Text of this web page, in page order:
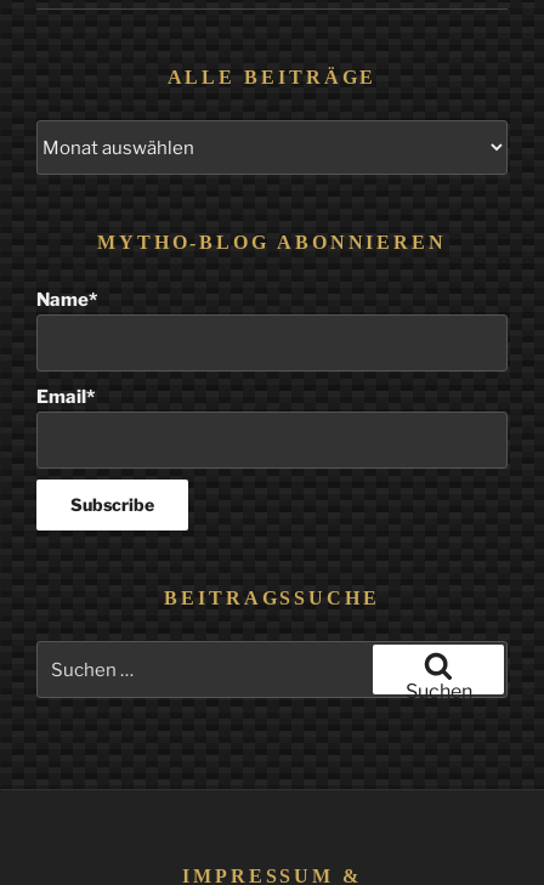
ALLE BEITRÄGE
MYTHO-BLOG ABONNIEREN
Name*
Email*
BEITRAGSSUCHE
Suchen
IMPRESSUM &